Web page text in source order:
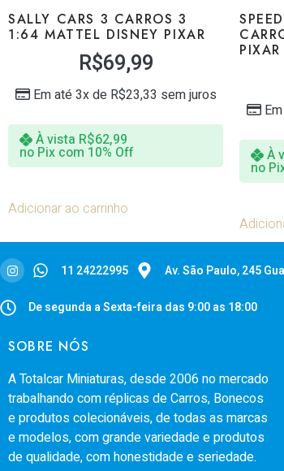
SALLY CARS 3 CARROS 3
1:64 MATTEL DISNEY PIXAR
R$69,99
Em até 3x de R$23,33 sem juros
À vista R$62,99
no Pix com 10% Off
Adicionar ao carrinho
PIXAR
À
no
11 24222995 Av. São Paulo, 245
De segunda a Sexta-feira das 9:00 as 18:00
SOBRE NÓS
A Totalcar Miniaturas, desde 2006 no mercado
trabalhando com réplicas de Carros, Bonecos
e produtos colecionáveis, de todas as marcas
e modelos, com grande variedade e produtos
de qualidade, com honestidade e seriedade.